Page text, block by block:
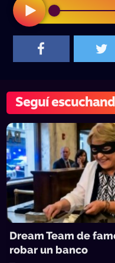
Seguí
Dream Team de
robar un banco